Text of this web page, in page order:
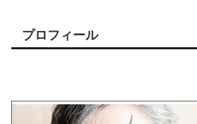
プロフィール